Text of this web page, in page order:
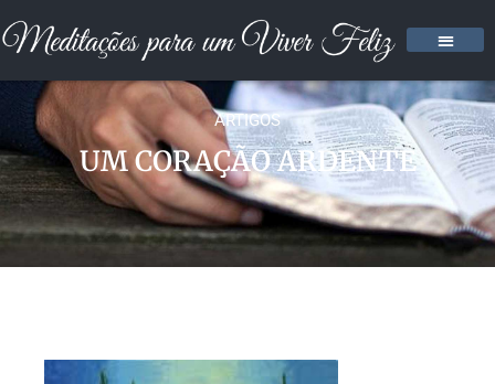
ARTIGOS
UM CORAÇÃO ARDENTE